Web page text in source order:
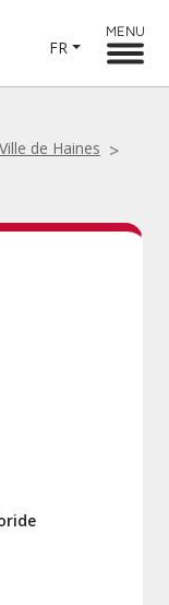
FR
MENU
Ville de Haines